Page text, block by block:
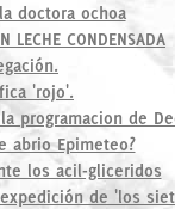
doctora ochoa
LECHE CONDENSADA
'rojo'.
programacion de
abrio Epimeteo?
los acil-gliceridos
de 'los